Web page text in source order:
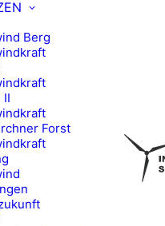
Berg
II
Forst